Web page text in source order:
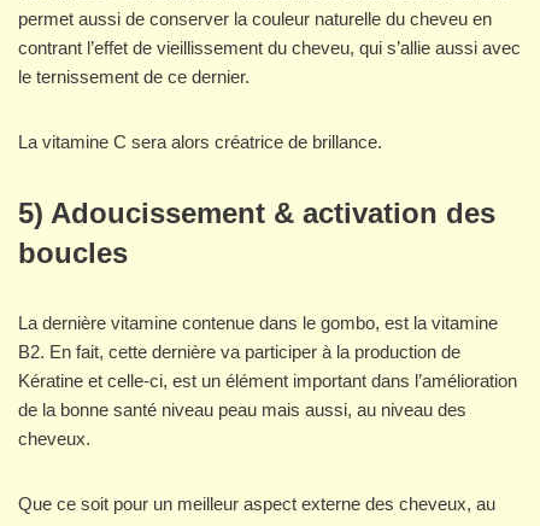
permet aussi de conserver la couleur naturelle du cheveu en
contrant l’effet de vieillissement du cheveu, qui s’allie aussi avec
le ternissement de ce dernier.
La vitamine C sera alors créatrice de brillance.
5) Adoucissement & activation des
boucles
La dernière vitamine contenue dans le gombo, est la vitamine
B2. En fait, cette dernière va participer à la production de
Kératine et celle-ci, est un élément important dans l’amélioration
de la bonne santé niveau peau mais aussi, au niveau des
cheveux.
Que ce soit pour un meilleur aspect externe des cheveux, au